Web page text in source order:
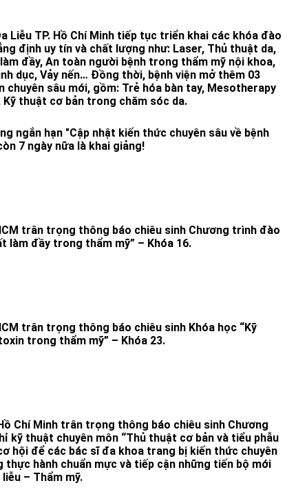
Liễu TP. Hồ Chí Minh tiếp tục triển khai các khóa đào
định uy tín và chất lượng như: Laser, Thủ thuật da,
đầy, An toàn người bệnh trong thẩm mỹ nội khoa,
dục, Vảy nến… Đồng thời, bệnh viện mở thêm 03
chuyên sâu mới, gồm: Trẻ hóa bàn tay, Mesotherapy
thuật cơ bản trong chăm sóc da.
ngắn hạn "Cập nhật kiến thức chuyên sâu về bệnh
7 ngày nữa là khai giảng!
trân trọng thông báo chiêu sinh Chương trình đào
làm đầy trong thẩm mỹ” – Khóa 16.
trân trọng thông báo chiêu sinh Khóa học “Kỹ
trong thẩm mỹ” – Khóa 23.
Chí Minh trân trọng thông báo chiêu sinh Chương
kỹ thuật chuyên môn “Thủ thuật cơ bản và tiểu phẫu
hội để các bác sĩ đa khoa trang bị kiến thức chuyên
thực hành chuẩn mực và tiếp cận những tiến bộ mới
– Thẩm mỹ.